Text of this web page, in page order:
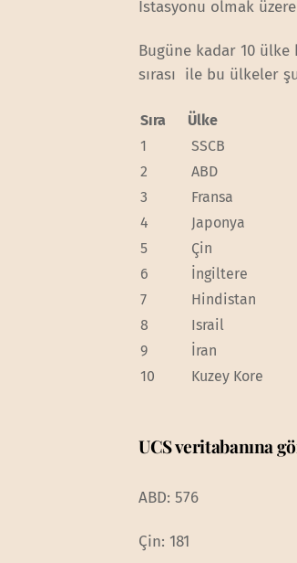
İstasyonu olmak
Bugüne kadar 10
sırası ile bu ülkeler
Sıra Ülke
1
SSCB
2
ABD
3
Fransa
4
Japonya
5
Çin
6
İngiltere
7
Hindistan
8
Israil
9
İran
10
Kuzey Kore
UCS veritabanına
ABD: 576
Çin: 181